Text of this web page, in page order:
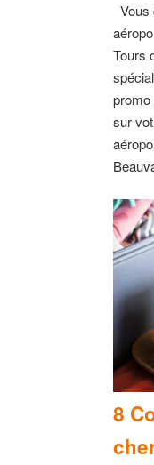
Vous
Tours
promo
sur
8